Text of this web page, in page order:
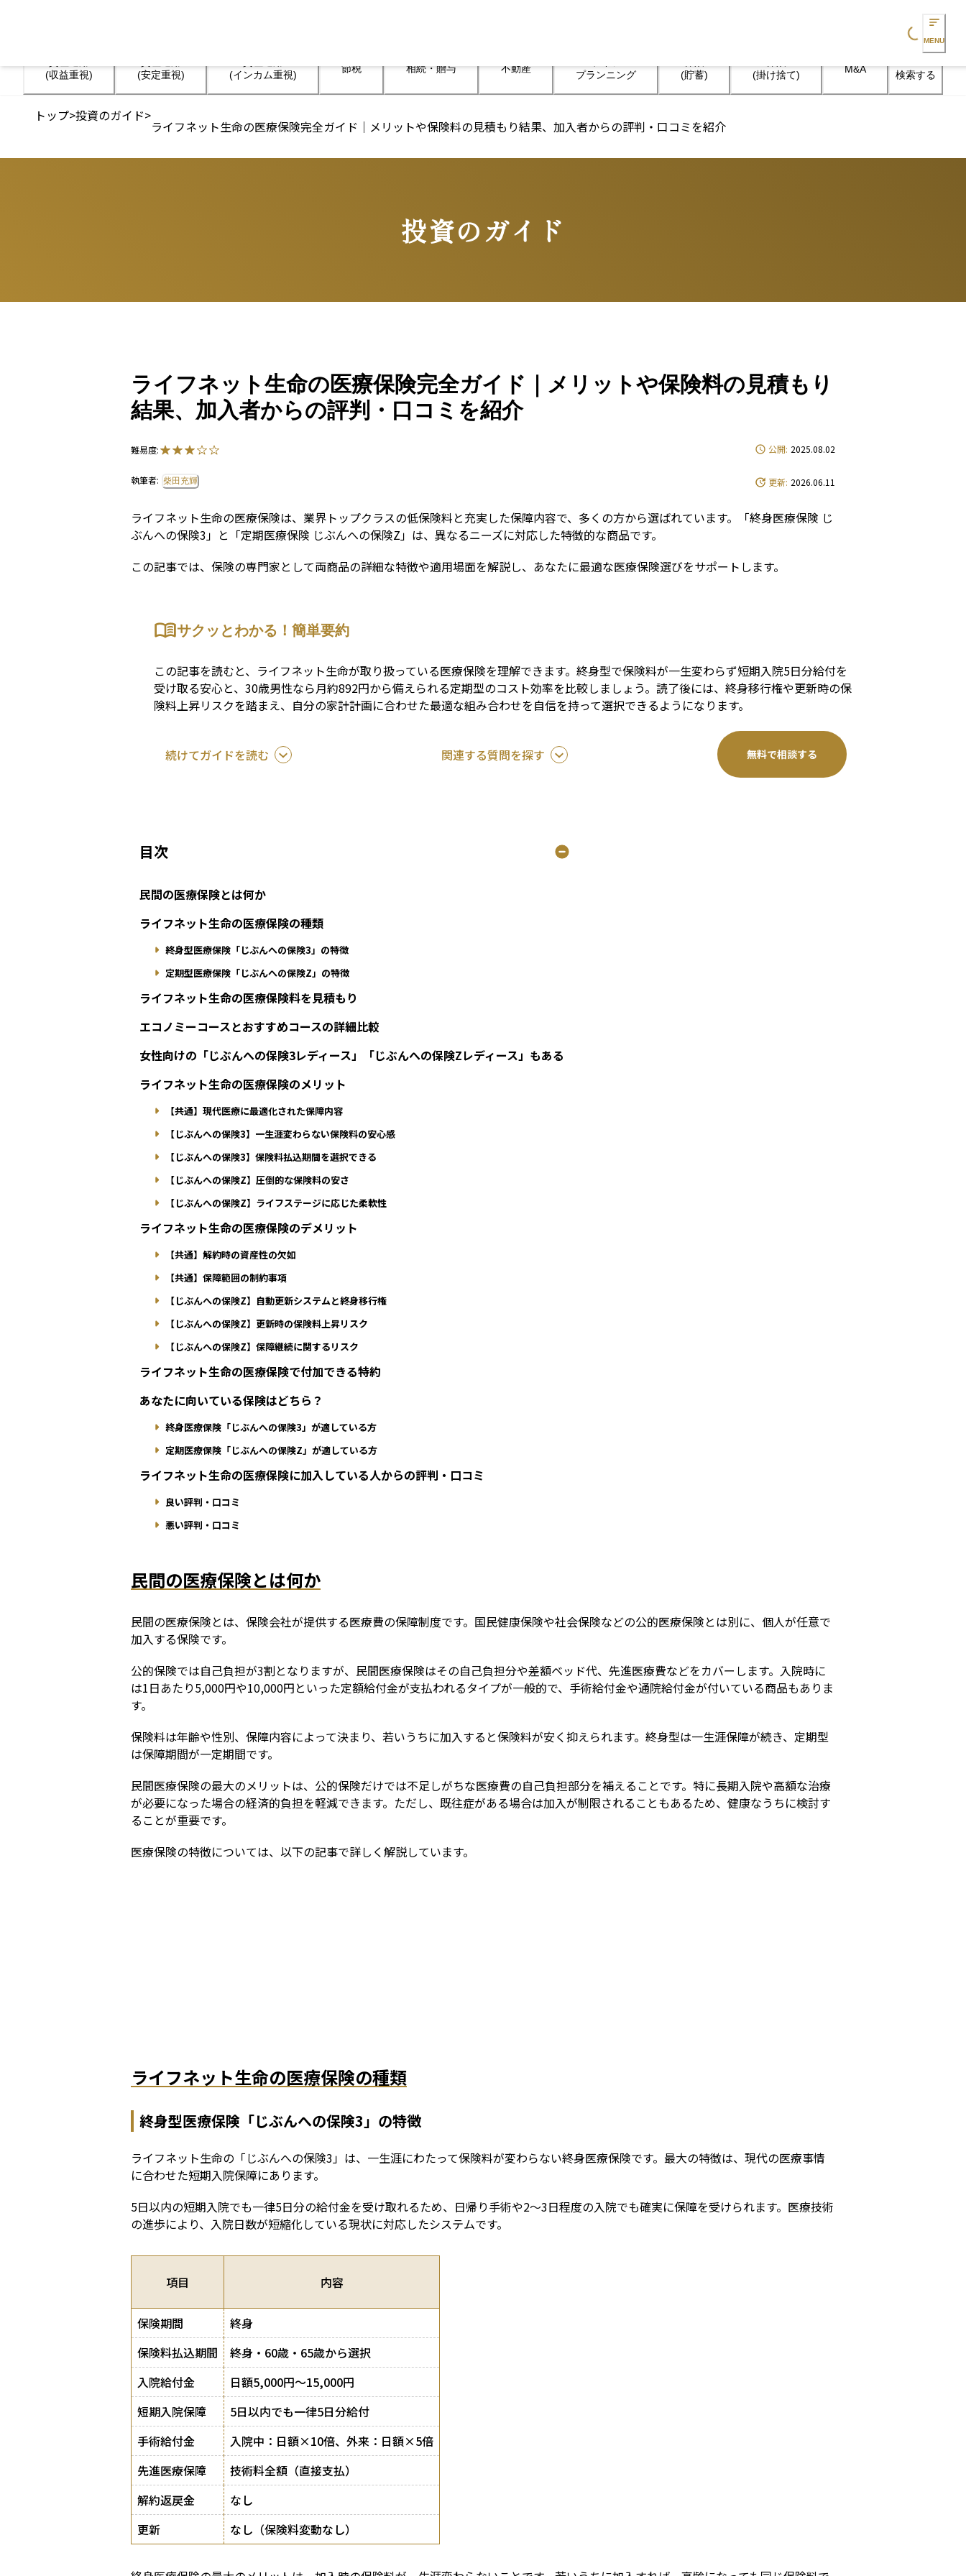
Loading... MENU
(収益重視)
(安定重視)
(インカム重視)
節税 相続・贈与 不動産
プランニング
(貯蓄)
(掛け捨て)
M&A 検索する
トップ>投資のガイド>
ライフネット生命の医療保険完全ガイド｜メリットや保険料の見積もり結果、加入者からの評判・口コミを紹介
投資のガイド
Guide
ライフネット生命の医療保険完全ガイド｜メリットや保険料の見積もり
結果、加入者からの評判・口コミを紹介
難易度:
執筆者: 柴田充輝
公開: 2025.08.02
更新: 2026.06.11
ライフネット生命の医療保険は、業界トップクラスの低保険料と充実した保障内容で、多くの方から選ばれています。「終身医療保険 じ
ぶんへの保険3」と「定期医療保険 じぶんへの保険Z」は、異なるニーズに対応した特徴的な商品です。
この記事では、保険の専門家として両商品の詳細な特徴や適用場面を解説し、あなたに最適な医療保険選びをサポートします。
サクッとわかる！簡単要約
この記事を読むと、ライフネット生命が取り扱っている医療保険を理解できます。終身型で保険料が一生変わらず短期入院5日分給付を
受け取る安心と、30歳男性なら月約892円から備えられる定期型のコスト効率を比較しましょう。読了後には、終身移行権や更新時の保
険料上昇リスクを踏まえ、自分の家計計画に合わせた最適な組み合わせを自信を持って選択できるようになります。
続けてガイドを読む 関連する質問を探す 無料で相談する
目次
民間の医療保険とは何か
ライフネット生命の医療保険の種類
終身型医療保険「じぶんへの保険3」の特徴
定期型医療保険「じぶんへの保険Z」の特徴
ライフネット生命の医療保険料を見積もり
エコノミーコースとおすすめコースの詳細比較
女性向けの「じぶんへの保険3レディース」「じぶんへの保険Zレディース」もある
ライフネット生命の医療保険のメリット
【共通】現代医療に最適化された保障内容
【じぶんへの保険3】一生涯変わらない保険料の安心感
【じぶんへの保険3】保険料払込期間を選択できる
【じぶんへの保険Z】圧倒的な保険料の安さ
【じぶんへの保険Z】ライフステージに応じた柔軟性
ライフネット生命の医療保険のデメリット
【共通】解約時の資産性の欠如
【共通】保障範囲の制約事項
【じぶんへの保険Z】自動更新システムと終身移行権
【じぶんへの保険Z】更新時の保険料上昇リスク
【じぶんへの保険Z】保障継続に関するリスク
ライフネット生命の医療保険で付加できる特約
あなたに向いている保険はどちら？
終身医療保険「じぶんへの保険3」が適している方
定期医療保険「じぶんへの保険Z」が適している方
ライフネット生命の医療保険に加入している人からの評判・口コミ
良い評判・口コミ
悪い評判・口コミ
民間の医療保険とは何か
民間の医療保険とは、保険会社が提供する医療費の保障制度です。国民健康保険や社会保険などの公的医療保険とは別に、個人が任意で
加入する保険です。
公的保険では自己負担が3割となりますが、民間医療保険はその自己負担分や差額ベッド代、先進医療費などをカバーします。入院時に
は1日あたり5,000円や10,000円といった定額給付金が支払われるタイプが一般的で、手術給付金や通院給付金が付いている商品もありま
す。
保険料は年齢や性別、保障内容によって決まり、若いうちに加入すると保険料が安く抑えられます。終身型は一生涯保障が続き、定期型
は保障期間が一定期間です。
民間医療保険の最大のメリットは、公的保険だけでは不足しがちな医療費の自己負担部分を補えることです。特に長期入院や高額な治療
が必要になった場合の経済的負担を軽減できます。ただし、既往症がある場合は加入が制限されることもあるため、健康なうちに検討す
ることが重要です。
医療保険の特徴については、以下の記事で詳しく解説しています。
ライフネット生命の医療保険の種類
終身型医療保険「じぶんへの保険3」の特徴
ライフネット生命の「じぶんへの保険3」は、一生涯にわたって保険料が変わらない終身医療保険です。最大の特徴は、現代の医療事情
に合わせた短期入院保障にあります。
5日以内の短期入院でも一律5日分の給付金を受け取れるため、日帰り手術や2〜3日程度の入院でも確実に保障を受けられます。医療技術
の進歩により、入院日数が短縮化している現状に対応したシステムです。
項目 内容
保険期間
終身
保険料払込期間
終身・60歳・65歳から選択
入院給付金
日額5,000円〜15,000円
短期入院保障
5日以内でも一律5日分給付
手術給付金
入院中：日額×10倍、外来：日額×5倍
先進医療保障
技術料全額（直接支払）
解約返戻金
なし
更新
なし（保険料変動なし）